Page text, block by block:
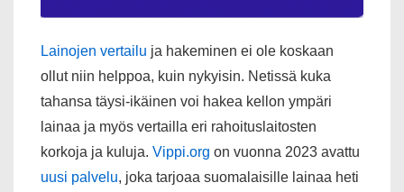
Lainojen vertailu ja hakeminen ei ole koskaan
ollut niin helppoa, kuin nykyisin. Netissä kuka
tahansa täysi-ikäinen voi hakea kellon ympäri
lainaa ja myös vertailla eri rahoituslaitosten
korkoja ja kuluja. Vippi.org on vuonna 2023 avattu
uusi palvelu, joka tarjoaa suomalaisille lainaa heti